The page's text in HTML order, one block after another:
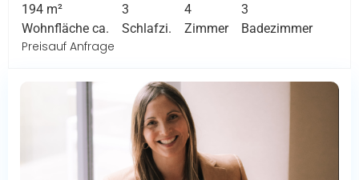
194 m²
Wohnfläche ca.
3
Schlafzi.
4
Zimmer
3
Badezimmer
Preisauf Anfrage